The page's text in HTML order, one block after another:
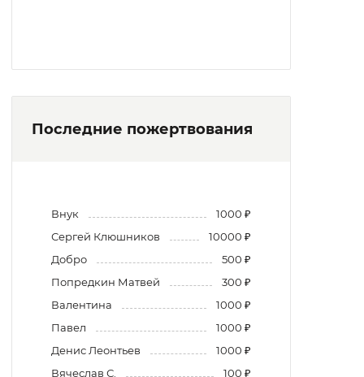
Последние пожертвования
Внук
1000 ₽
Сергей Клюшников
10000 ₽
Добро
500 ₽
Попредкин Матвей
300 ₽
Валентина
1000 ₽
Павел
1000 ₽
Денис Леонтьев
1000 ₽
Вячеслав С.
100 ₽